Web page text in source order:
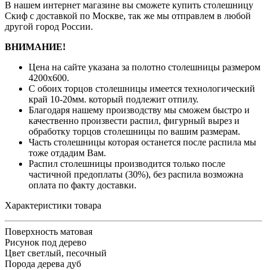
В нашем интернет магазине вы сможете купить столешницу
Скиф с доставкой по Москве, так же мы отправлем в любой
другой город России.
ВНИМАНИЕ!
Цена на сайте указана за полотно столешницы размером
4200х600.
С обоих торцов столешницы имеется технологический
край 10-20мм. который подлежит отпилу.
Благодаря нашему производству мы сможем быстро и
качественно произвести распил, фигурный вырез и
обработку торцов столешницы по вашим размерам.
Часть столешницы которая останется после распила мы
тоже отдадим Вам.
Распил столешницы производится только после
частичной предоплаты (30%), без распила возможна
оплата по факту доставки.
Характеристики товара
Поверхность матовая
Рисунок под дерево
Цвет светлый, песочный
Порода дерева дуб